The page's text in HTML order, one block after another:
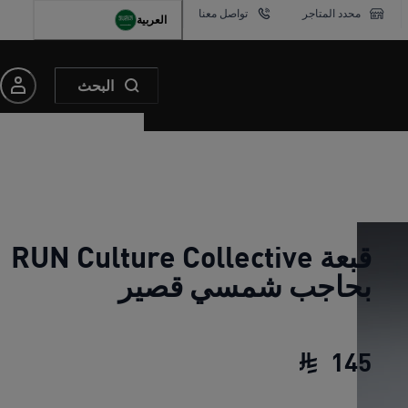
محدد المتاجر تواصل معنا العربية
البحث
قبعة RUN Culture Collective
بحاجب شمسي قصير
145